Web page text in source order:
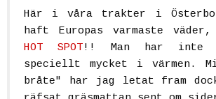
Här i våra trakter i
haft Europas varmaste väder,
HOT SPOT!! Man har inte
speciellt mycket i värmen.
bråte" har jag letat fram